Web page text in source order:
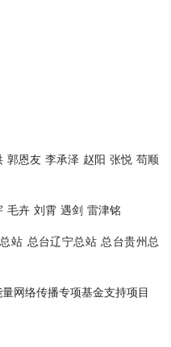
郭恩友 李承泽 赵阳 张悦 苟顺
毛卉 刘霄 遇剑 雷津铭
站 总台辽宁总站 总台贵州总
网络传播专项基金支持项目